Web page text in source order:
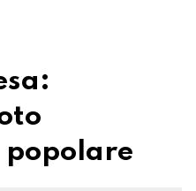
popolare